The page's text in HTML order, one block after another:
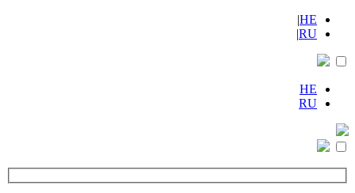
HE
|
RU
|
HE
RU